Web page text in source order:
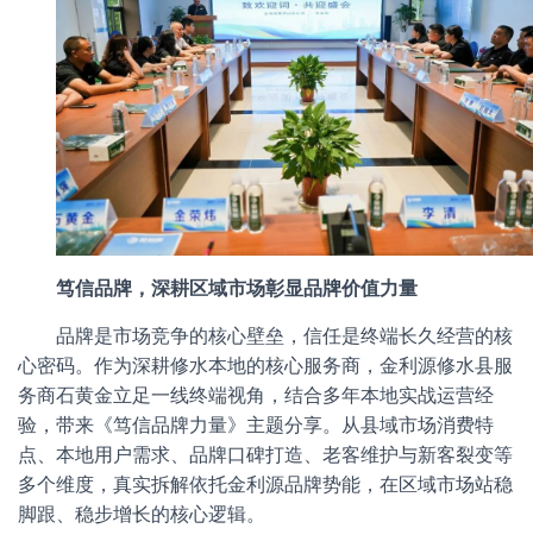
笃信品牌，深耕区域市场彰显品牌价值力量
品牌是市场竞争的核心壁垒，信任是终端长久经营的核
心密码。作为深耕修水本地的核心服务商，金利源修水县服
务商石黄金立足一线终端视角，结合多年本地实战运营经
验，带来《笃信品牌力量》主题分享。从县域市场消费特
点、本地用户需求、品牌口碑打造、老客维护与新客裂变等
多个维度，真实拆解依托金利源品牌势能，在区域市场站稳
脚跟、稳步增长的核心逻辑。